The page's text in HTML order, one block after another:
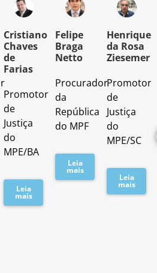
Cristiano
Chaves
de
Farias
Promotor
de
Justiça
do
MPE/BA
Leia
mais
Felipe
Braga
Netto
Procurador
da
República
do MPF
Leia
mais
Henrique
da Rosa
Ziesemer
Promotor
de
Justiça
do
MPE/SC
Leia
mais